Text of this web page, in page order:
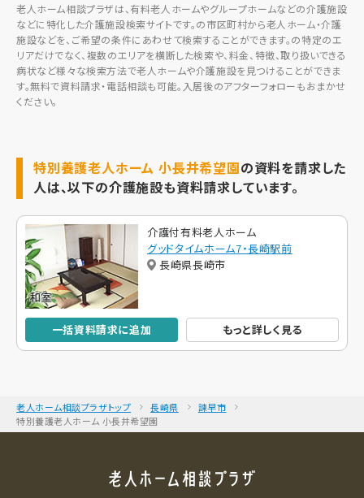
老人ホーム相談プラザは、有料老人ホームやグループホームなどの介護施設
などに特化した介護施設検索サイトです。の市区町村から老人ホーム・介護
施設などを、ご希望の条件にあわせて検索することができます。の特定のエ
リアだけでなく、複数のエリアを横断した検索や、料金、特徴、取り扱いできる
病状など様々な検索方法で老人ホームや介護施設を見つけることができま
す。無料で資料請求・電話相談も可能。入居後のアフターフォローもおまかせ
ください。
特別養護老人ホーム 小長井希望園の資料を請求した
人は、以下の介護施設も資料請求しています。
介護付有料老人ホーム
グッドタイムホーム7・長崎駅前
長崎県長崎市
一括資料請求に追加 もっと詳しく見る
老人ホーム相談プラザトップ 長崎県
諫早市
特別養護老人ホーム 小長井希望園